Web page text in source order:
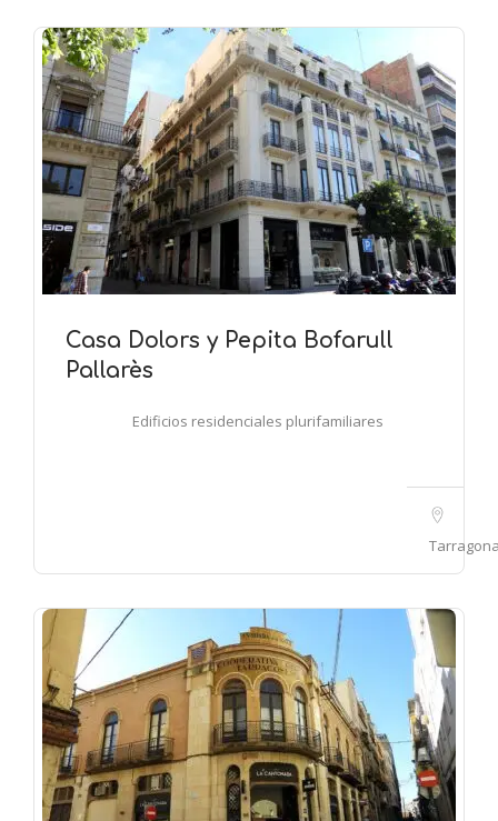
Casa Dolors y Pepita Bofarull
Pallarès
Edificios residenciales plurifamiliares